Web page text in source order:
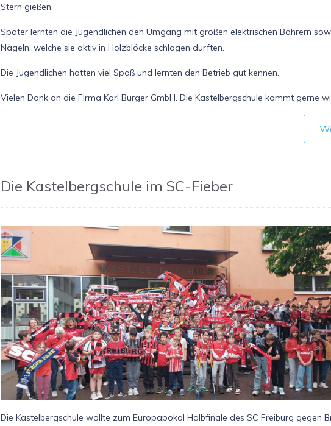
Stern gießen.
Später lernten die Jugendlichen den Umgang mit großen elektrischen Bohrern
Nägeln, welche sie aktiv in Holzblöcke schlagen durften.
Die Jugendlichen hatten viel Spaß und lernten den Betrieb gut kennen.
Vielen Dank an die Firma Karl Burger GmbH. Die Kastelbergschule kommt gerne
Die Kastelbergschule im SC-Fieber
Die Kastelbergschule wollte zum Europapokal Halbfinale des SC Freiburg gegen